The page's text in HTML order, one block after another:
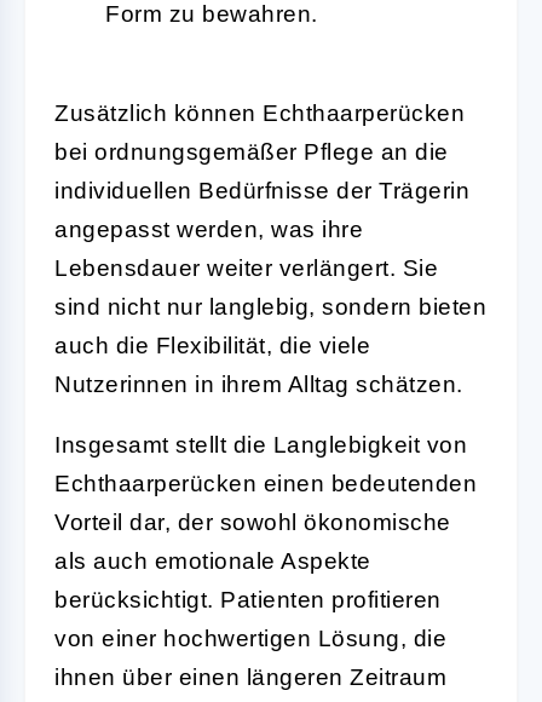
Form zu bewahren.
Zusätzlich können Echthaarperücken
bei ordnungsgemäßer Pflege an die
individuellen Bedürfnisse der Trägerin
angepasst werden, was ihre
Lebensdauer weiter verlängert. Sie
sind nicht nur langlebig, sondern bieten
auch die Flexibilität, die viele
Nutzerinnen in ihrem Alltag schätzen.
Insgesamt stellt die Langlebigkeit von
Echthaarperücken einen bedeutenden
Vorteil dar, der sowohl ökonomische
als auch emotionale Aspekte
berücksichtigt. Patienten profitieren
von einer hochwertigen Lösung, die
ihnen über einen längeren Zeitraum